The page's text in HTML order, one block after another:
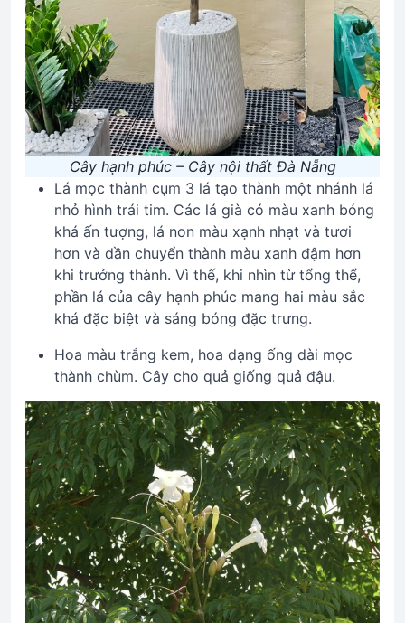
Cây hạnh phúc – Cây nội thất Đà Nẵng
Lá mọc thành cụm 3 lá tạo thành một nhánh lá
nhỏ hình trái tim. Các lá già có màu xanh bóng
khá ấn tượng, lá non màu xạnh nhạt và tươi
hơn và dần chuyển thành màu xanh đậm hơn
khi trưởng thành. Vì thế, khi nhìn từ tổng thể,
phần lá của cây hạnh phúc mang hai màu sắc
khá đặc biệt và sáng bóng đặc trưng.
Hoa màu trắng kem, hoa dạng ống dài mọc
thành chùm. Cây cho quả giống quả đậu.